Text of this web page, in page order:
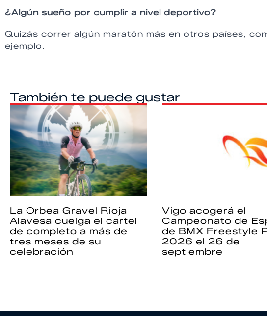
¿Algún sueño por cumplir a nivel deportivo?
Quizás correr algún maratón más en otros países,
ejemplo.
También te puede gustar
La Orbea Gravel Rioja
Alavesa cuelga el cartel
de completo a más de
tres meses de su
celebración
Vigo acogerá el
Campeonato de
de BMX Freestyle
2026 el 26 de
septiembre